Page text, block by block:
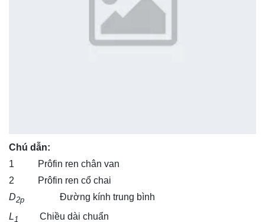
Chú dẫn:
1 Prôfin ren chân van
2 Prôfin ren cổ chai
D2p Đường kính trung bình
L1 Chiều dài chuẩn